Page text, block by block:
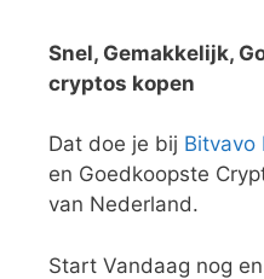
Snel, Gemakkelijk,
cryptos kopen
Dat doe je bij Bitvavo
en Goedkoopste
van Nederland.
Start Vandaag nog